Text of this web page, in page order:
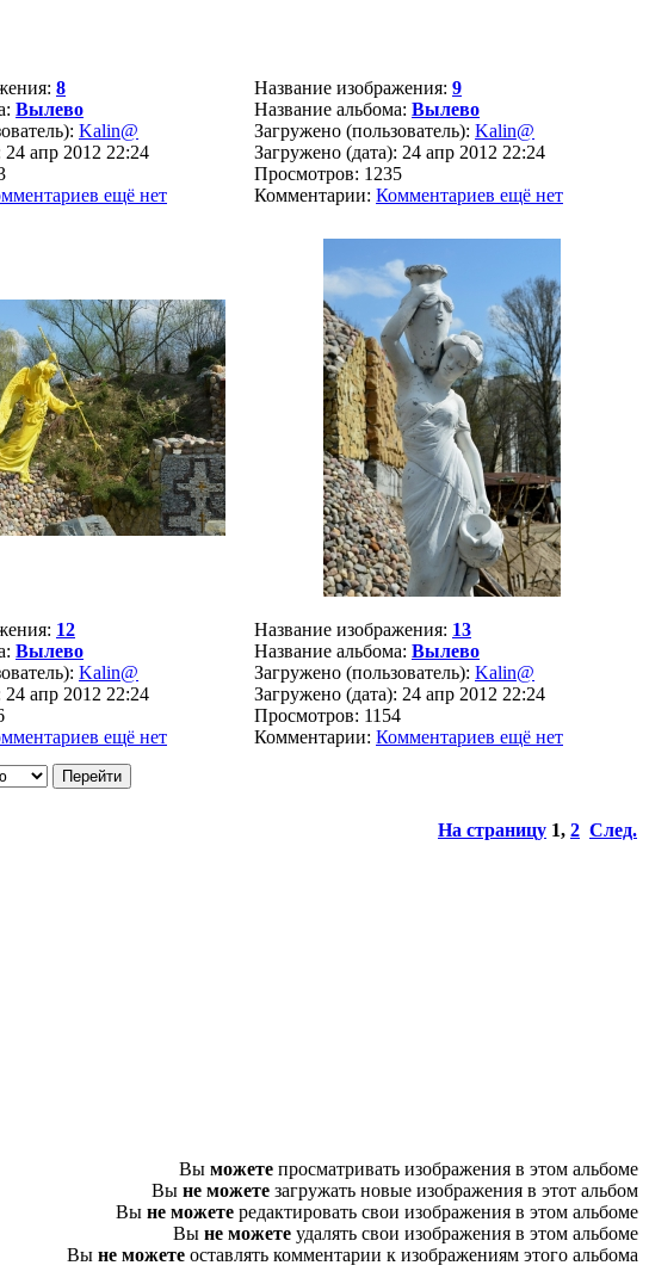
8
Вылево
Kalin@
24 апр 2012 22:24
ещё нет
Название изображения: 9
Название альбома: Вылево
Загружено (пользователь): Kalin@
Загружено (дата): 24 апр 2012 22:24
Просмотров: 1235
Комментарии: Комментариев ещё нет
12
Вылево
Kalin@
24 апр 2012 22:24
ещё нет
Название изображения: 13
Название альбома: Вылево
Загружено (пользователь): Kalin@
Загружено (дата): 24 апр 2012 22:24
Просмотров: 1154
Комментарии: Комментариев ещё нет
На страницу 1, 2 След.
Вы можете просматривать изображения в этом альбоме
Вы не можете загружать новые изображения в этот альбом
Вы не можете редактировать свои изображения в этом альбоме
Вы не можете удалять свои изображения в этом альбоме
Вы не можете оставлять комментарии к изображениям этого альбома